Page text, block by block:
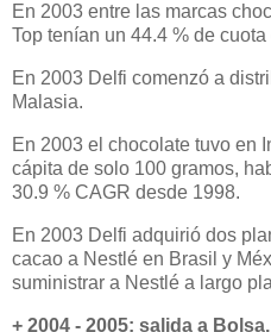
En 2003 entre las marcas
Top tenían un 44.4 % de
En 2003 Delfi comenzó a
Malasia.
En 2003 el chocolate tuvo en
cápita de solo 100 gramos,
30.9 % CAGR desde 1998.
En 2003 Delfi adquirió dos
cacao a Nestlé en Brasil y
suministrar a Nestlé a largo
+ 2004 - 2005: salida a